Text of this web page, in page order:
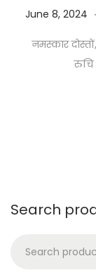
P
June 8, 2024 J
n
e
.
नमस्कार
रुचि
Search